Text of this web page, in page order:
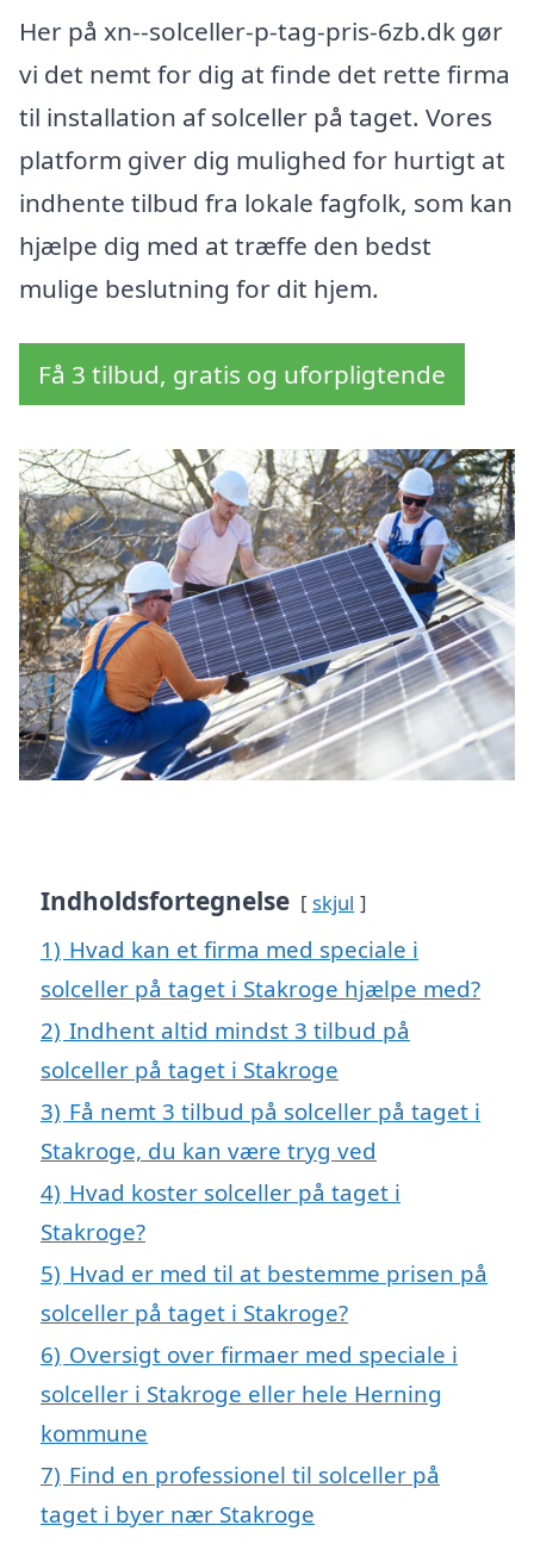
Her på xn--solceller-p-tag-pris-6zb.dk gør
vi det nemt for dig at finde det rette firma
til installation af solceller på taget. Vores
platform giver dig mulighed for hurtigt at
indhente tilbud fra lokale fagfolk, som kan
hjælpe dig med at træffe den bedst
mulige beslutning for dit hjem.
Få 3 tilbud, gratis og uforpligtende
Indholdsfortegnelse skjul
1) Hvad kan et firma med speciale i
solceller på taget i Stakroge hjælpe med?
2) Indhent altid mindst 3 tilbud på
solceller på taget i Stakroge
3) Få nemt 3 tilbud på solceller på taget i
Stakroge, du kan være tryg ved
4) Hvad koster solceller på taget i
Stakroge?
5) Hvad er med til at bestemme prisen på
solceller på taget i Stakroge?
6) Oversigt over firmaer med speciale i
solceller i Stakroge eller hele Herning
kommune
7) Find en professionel til solceller på
taget i byer nær Stakroge